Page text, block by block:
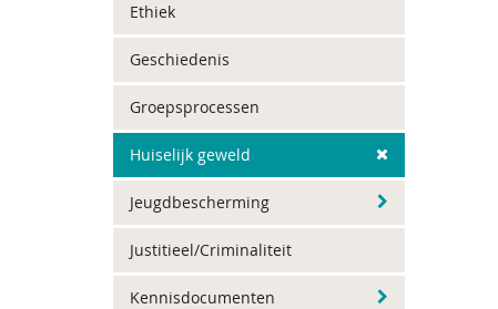
Ethiek
Geschiedenis
Groepsprocessen
Huiselijk geweld
Jeugdbescherming
Justitieel/Criminaliteit
Kennisdocumenten